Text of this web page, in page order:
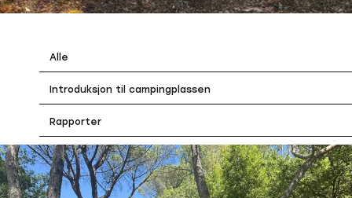
Alle
Introduksjon til campingplassen
Rapporter